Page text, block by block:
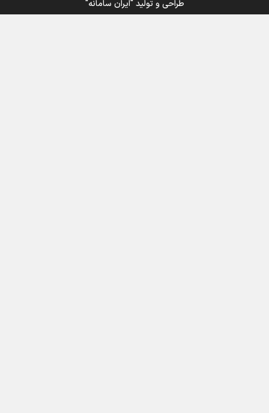
طراحی و تولید"ایران سامانه"